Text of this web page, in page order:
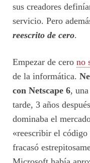
sus creadores
servicio. Pero
reescrito de cero.
Empezar de cero no
de la informática.
con Netscape 6,
tarde, 3 años
dominaba el
«reescribir el
fracasó